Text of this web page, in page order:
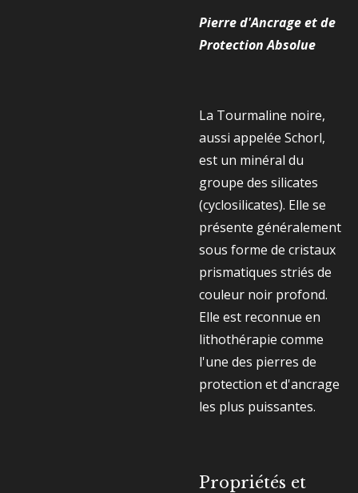
Pierre d'Ancrage et de
Protection Absolue
La Tourmaline noire,
aussi appelée Schorl,
est un minéral du
groupe des silicates
(cyclosilicates). Elle se
présente généralement
sous forme de cristaux
prismatiques striés de
couleur noir profond.
Elle est reconnue en
lithothérapie comme
l'une des pierres de
protection et d'ancrage
les plus puissantes.
Propriétés et